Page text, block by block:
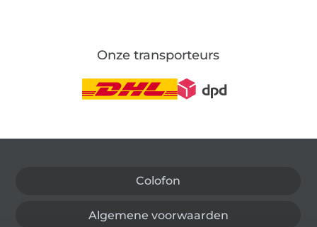
Onze transporteurs
Colofon
Algemene voorwaarden